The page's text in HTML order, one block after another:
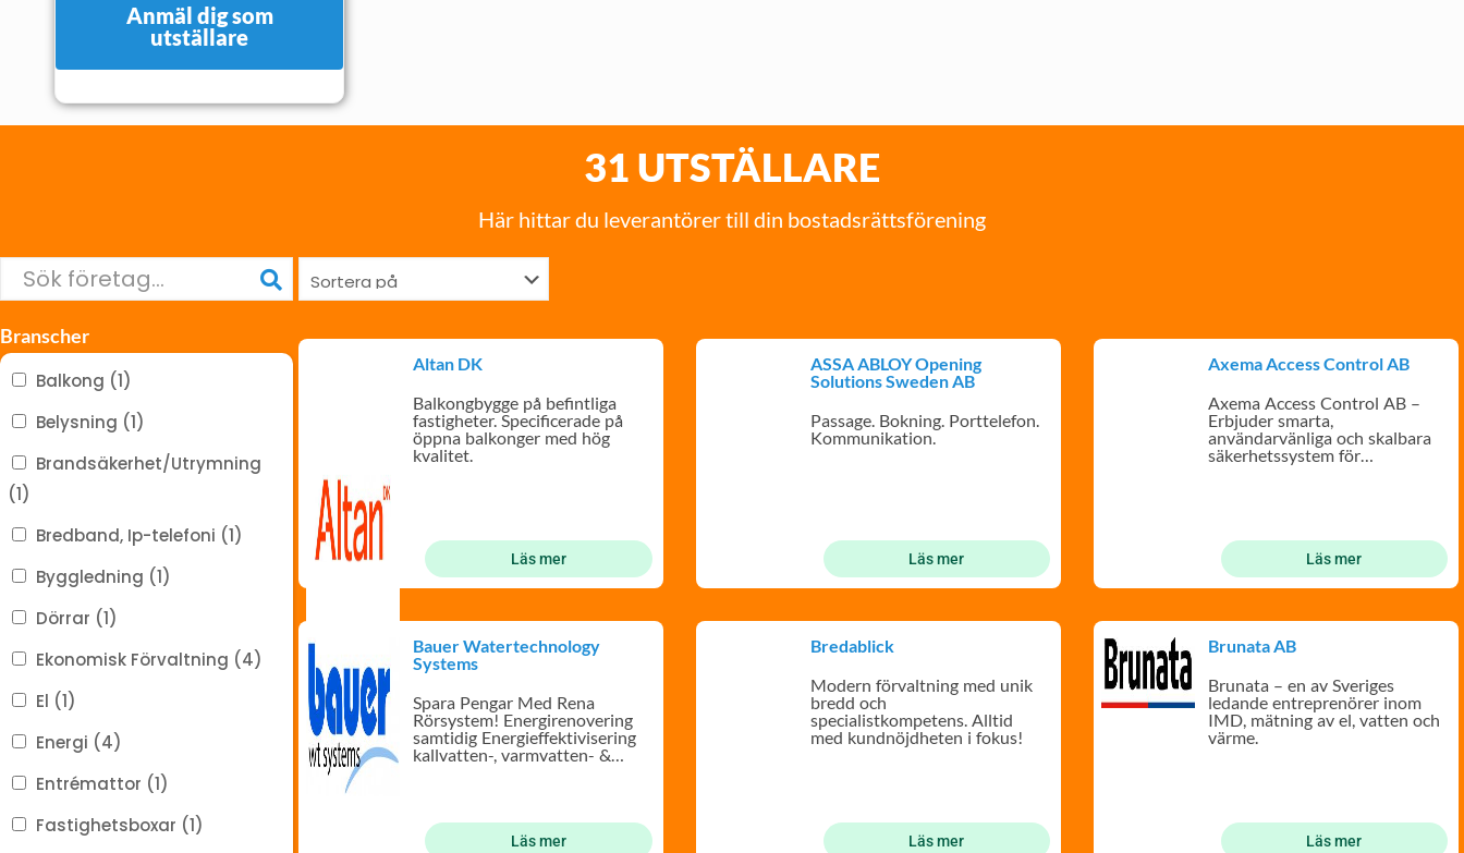
Anmäl dig som
utställare
31 UTSTÄLLARE
Här hittar du leverantörer till din bostadsrättsförening
Branscher
Balkong (1)
Belysning (1)
Brandsäkerhet/Utrymning
(1)
Bredband, Ip-telefoni (1)
Byggledning (1)
Dörrar (1)
Ekonomisk Förvaltning (4)
El (1)
Energi (4)
Entrémattor (1)
Fastighetsboxar (1)
Altan DK
Balkongbygge på befintliga
fastigheter. Specificerade på
öppna balkonger med hög
kvalitet.
Läs mer
ASSA ABLOY Opening
Solutions Sweden AB
Passage. Bokning. Porttelefon.
Kommunikation.
Läs mer
Axema Access Control AB
Axema Access Control AB –
Erbjuder smarta,
användarvänliga och skalbara
säkerhetssystem för
flerbostadshus.
Läs mer
Bauer Watertechnology
Systems
Spara Pengar Med Rena
Rörsystem! Energirenovering
samtidig Energieffektivisering
kallvatten-, varmvatten- &
Läs mer
Bredablick
Modern förvaltning med unik
bredd och
specialistkompetens. Alltid
med kundnöjdheten i fokus!
Läs mer
Brunata AB
Brunata – en av Sveriges
ledande entreprenörer inom
IMD, mätning av el, vatten och
värme.
Läs mer